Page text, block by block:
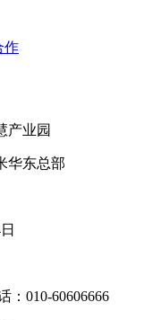
作
产业园
华东总部
：010-60606666